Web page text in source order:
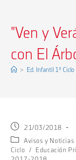
"Ven y
con El
> Ed. Infantil 1º Ciclo
Publicación
de
la
entrada:
21/03/2018
Categoría
de
la
Avisos y Noticias
Ciclo
/ Educación